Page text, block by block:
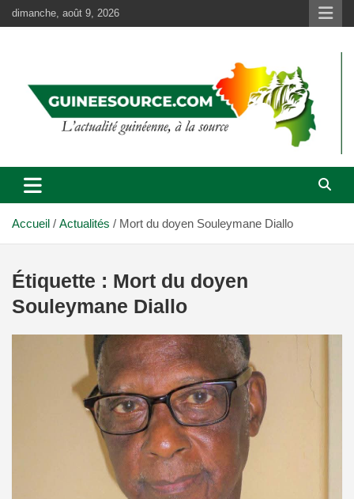
Aller
au
dimanche, août 9, 2026
Accueil Actualités Mort du doyen Souleymane Diallo
Étiquette : Mort du doyen
Souleymane Diallo